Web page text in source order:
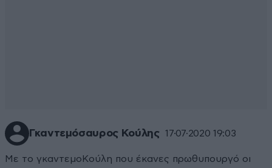
Γκαντεμόσαυρος Κούλης 17·07·2020 19:03
Με το γκαντεμοΚούλη που έκανες πρωθυπουργό οι